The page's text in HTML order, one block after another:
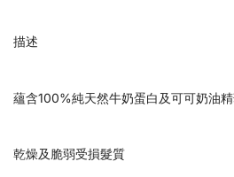
描述
蘊含100%純天然牛奶蛋白及可可奶油
乾燥及脆弱受損髮質